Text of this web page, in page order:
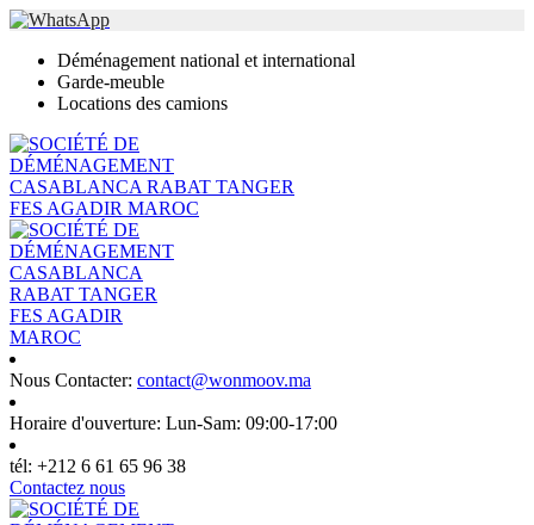
Déménagement national et international
Garde-meuble
Locations des camions
Nous Contacter: contact@wonmoov.ma
Horaire d'ouverture: Lun-Sam: 09:00-17:00
tél: +212 6 61 65 96 38
Contactez nous